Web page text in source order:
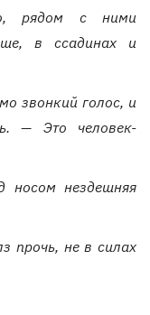
рядом с ними
в ссадинах и
звонкий голос, и
— Это человек-
носом нездешняя
прочь, не в силах